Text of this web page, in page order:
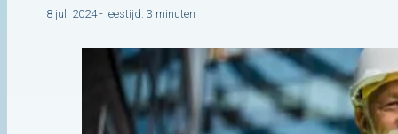
8 juli 2024 - leestijd: 3 minuten